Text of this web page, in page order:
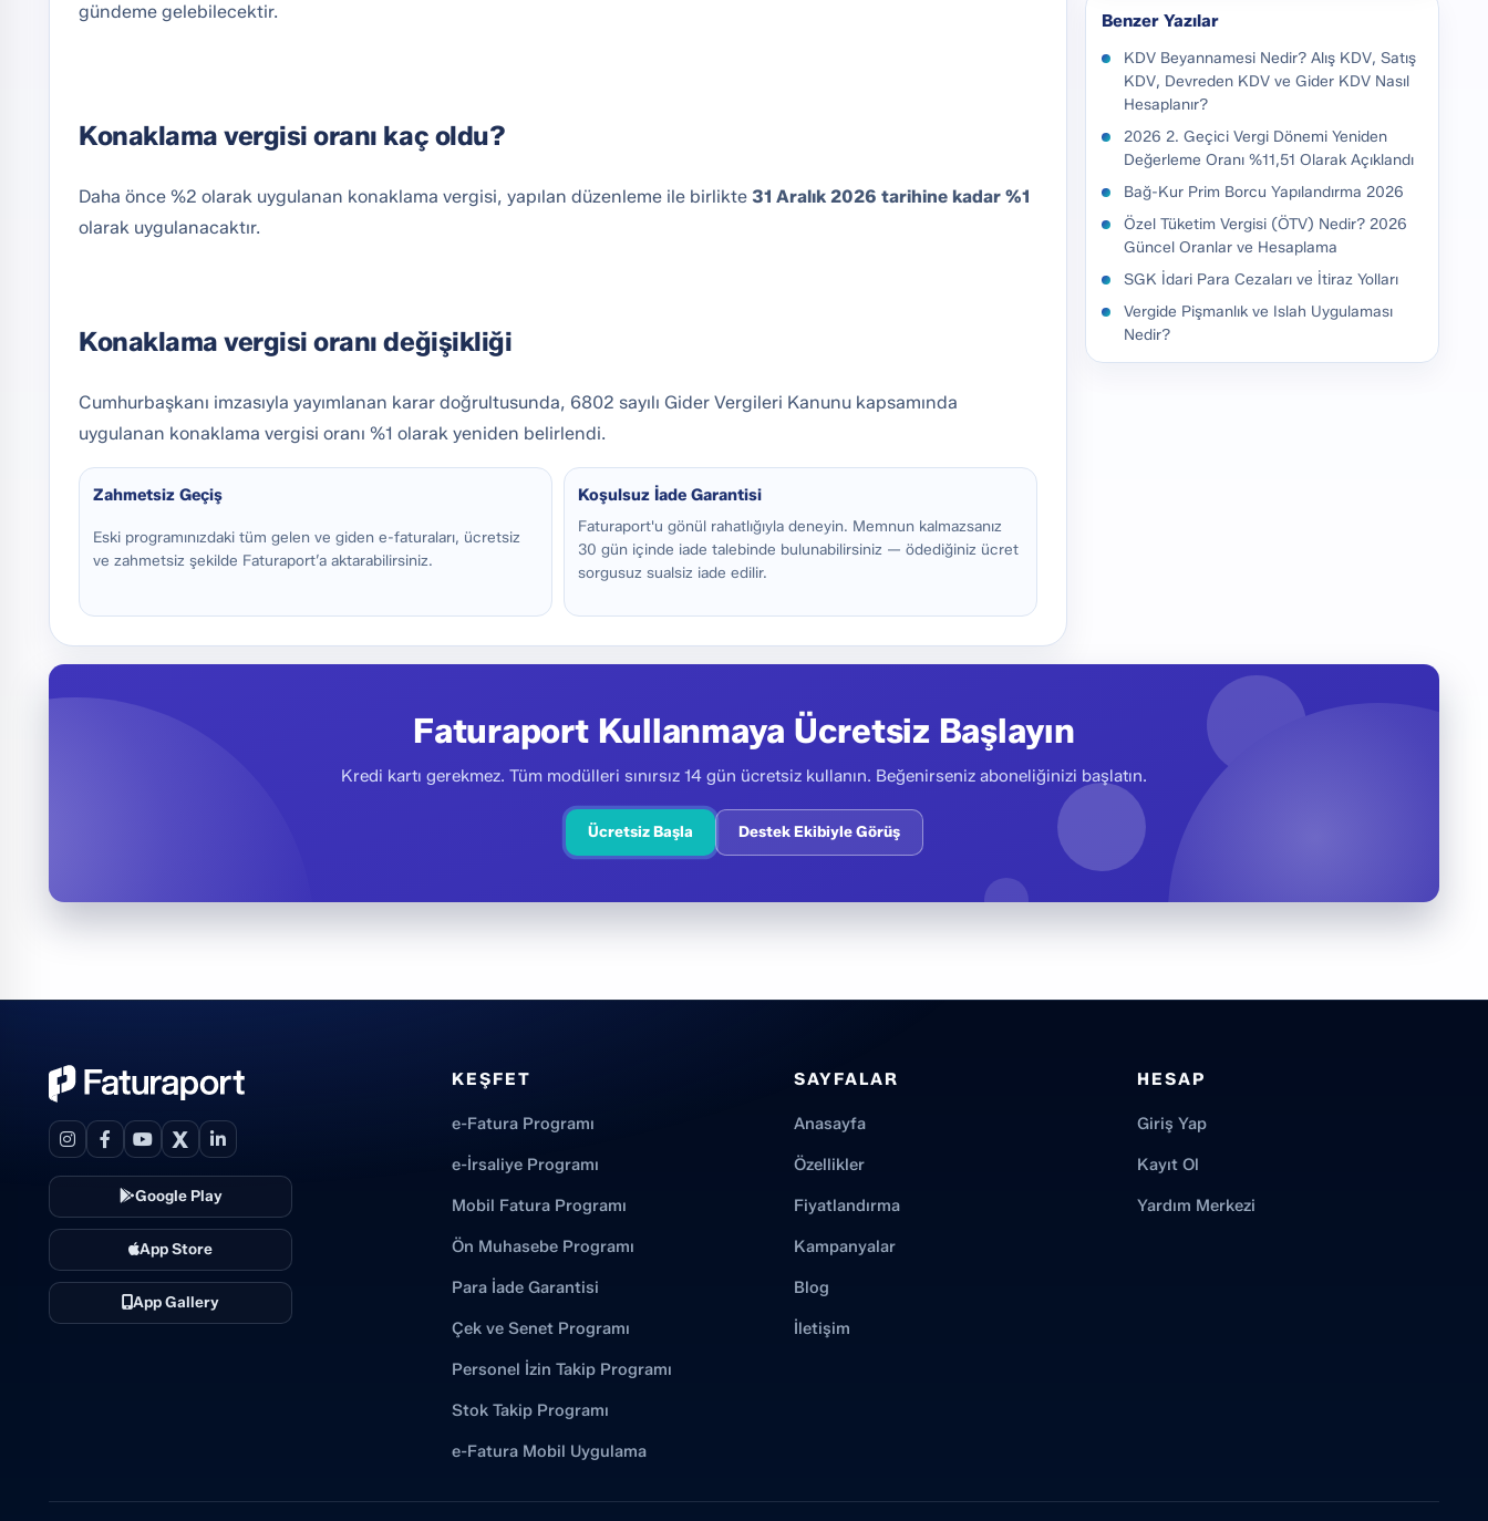
gündeme gelebilecektir.
Konaklama vergisi oranı kaç oldu?
Daha önce %2 olarak uygulanan konaklama vergisi, yapılan düzenleme ile birlikte 31 Aralık 2026 tarihine kadar %1
olarak uygulanacaktır.
Konaklama vergisi oranı değişikliği
Cumhurbaşkanı imzasıyla yayımlanan karar doğrultusunda, 6802 sayılı Gider Vergileri Kanunu kapsamında
uygulanan konaklama vergisi oranı %1 olarak yeniden belirlendi.
Zahmetsiz Geçiş
Eski programınızdaki tüm gelen ve giden e-faturaları, ücretsiz
ve zahmetsiz şekilde Faturaport’a aktarabilirsiniz.
Koşulsuz İade Garantisi
Faturaport'u gönül rahatlığıyla deneyin. Memnun kalmazsanız
30 gün içinde iade talebinde bulunabilirsiniz — ödediğiniz ücret
sorgusuz sualsiz iade edilir.
Benzer Yazılar
KDV Beyannamesi Nedir? Alış KDV, Satış
KDV, Devreden KDV ve Gider KDV Nasıl
Hesaplanır?
2026 2. Geçici Vergi Dönemi Yeniden
Değerleme Oranı %11,51 Olarak Açıklandı
Bağ-Kur Prim Borcu Yapılandırma 2026
Özel Tüketim Vergisi (ÖTV) Nedir? 2026
Güncel Oranlar ve Hesaplama
SGK İdari Para Cezaları ve İtiraz Yolları
Vergide Pişmanlık ve Islah Uygulaması
Nedir?
Faturaport Kullanmaya Ücretsiz Başlayın
Kredi kartı gerekmez. Tüm modülleri sınırsız 14 gün ücretsiz kullanın. Beğenirseniz aboneliğinizi başlatın.
Ücretsiz Başla Destek Ekibiyle Görüş
X
Google Play
App Store
App Gallery
KEŞFET
e-Fatura Programı
e-İrsaliye Programı
Mobil Fatura Programı
Ön Muhasebe Programı
Para İade Garantisi
Çek ve Senet Programı
Personel İzin Takip Programı
Stok Takip Programı
e-Fatura Mobil Uygulama
SAYFALAR
Anasayfa
Özellikler
Fiyatlandırma
Kampanyalar
Blog
İletişim
HESAP
Giriş Yap
Kayıt Ol
Yardım Merkezi